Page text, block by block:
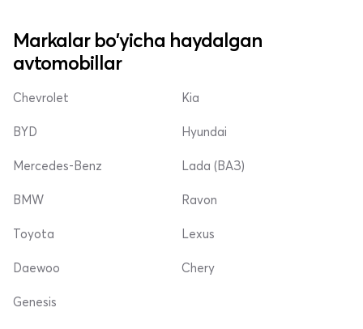
Markalar bo'yicha haydalgan
avtomobillar
Chevrolet
BYD
Mercedes-Benz
Kia
Hyundai
Lada (ВАЗ)
BMW
Toyota
Daewoo
Ravon
Lexus
Chery
Genesis